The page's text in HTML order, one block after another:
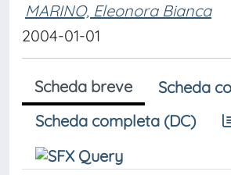
MARINO, Eleonora Bianca
2004-01-01
Scheda breve
Scheda
Scheda completa (DC)